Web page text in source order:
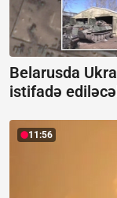
Belarusda
istifadə
11:56